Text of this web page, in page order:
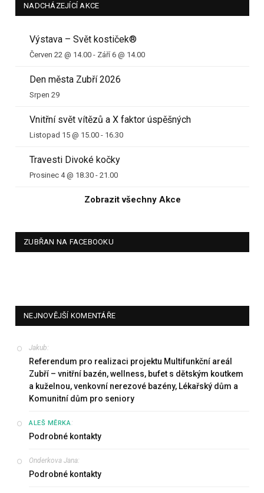
NADCHÁZEJÍCÍ AKCE
Výstava – Svět kostiček®
Červen 22 @ 14.00 - Září 6 @ 14.00
Den města Zubří 2026
Srpen 29
Vnitřní svět vítězů a X faktor úspěšných
Listopad 15 @ 15.00 - 16.30
Travesti Divoké kočky
Prosinec 4 @ 18.30 - 21.00
Zobrazit všechny Akce
ZUBŘAN NA FACEBOOKU
NEJNOVĚJŠÍ KOMENTÁŘE
Jakub:
Referendum pro realizaci projektu Multifunkční areál
Zubří – vnitřní bazén, wellness, bufet s dětským koutkem
a kuželnou, venkovní nerezové bazény, Lékařský dům a
Komunitní dům pro seniory
ALEŠ MĚRKA:
Podrobné kontakty
Onderkova Jana:
Podrobné kontakty